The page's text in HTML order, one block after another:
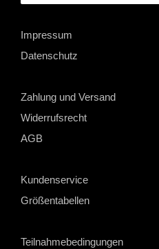
Impressum
Datenschutz
Zahlung und Versand
Widerrufsrecht
AGB
Kundenservice
Größentabellen
Teilnahmebedingungen